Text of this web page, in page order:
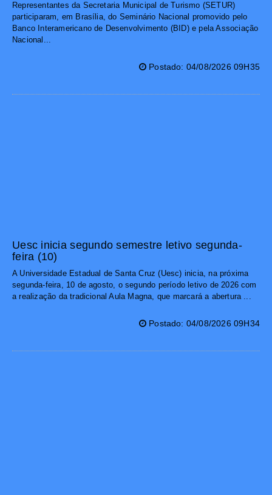
Representantes da Secretaria Municipal de Turismo (SETUR)
participaram, em Brasília, do Seminário Nacional promovido pelo
Banco Interamericano de Desenvolvimento (BID) e pela Associação
Nacional...
Postado: 04/08/2026 09H35
Uesc inicia segundo semestre letivo segunda-
feira (10)
A Universidade Estadual de Santa Cruz (Uesc) inicia, na próxima
segunda-feira, 10 de agosto, o segundo período letivo de 2026 com
a realização da tradicional Aula Magna, que marcará a abertura ...
Postado: 04/08/2026 09H34